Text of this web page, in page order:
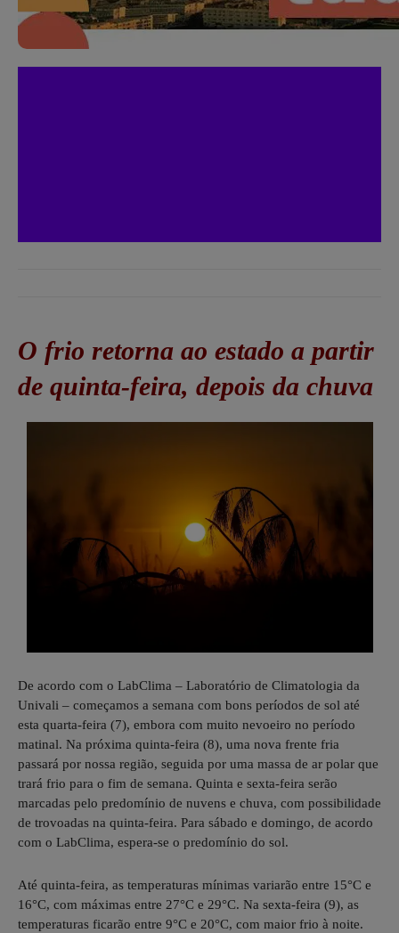
O frio retorna ao estado a partir
de quinta-feira, depois da chuva
De acordo com o LabClima – Laboratório de Climatologia da
Univali – começamos a semana com bons períodos de sol até
esta quarta-feira (7), embora com muito nevoeiro no período
matinal. Na próxima quinta-feira (8), uma nova frente fria
passará por nossa região, seguida por uma massa de ar polar que
trará frio para o fim de semana. Quinta e sexta-feira serão
marcadas pelo predomínio de nuvens e chuva, com possibilidade
de trovoadas na quinta-feira. Para sábado e domingo, de acordo
com o LabClima, espera-se o predomínio do sol.
Até quinta-feira, as temperaturas mínimas variarão entre 15°C e
16°C, com máximas entre 27°C e 29°C. Na sexta-feira (9), as
temperaturas ficarão entre 9°C e 20°C, com maior frio à noite.